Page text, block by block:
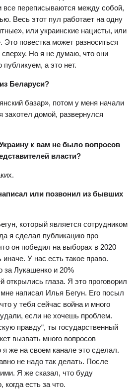
все переписываются между собой,
Весь этот пул работает на одну
или украинские нацисты, или
повестка может разноситься
сверху. Но я не думаю, что они
а это нет.
Беларуси?
базар», потом у меня начали
захотел домой, развернулся
к вам не было вопросов
власти?
или позвонил из бывших
который является сотрудником
я сделал публикацию про
он победил на выборах в 2020
У нас есть такое право.
за Лукашенко и 20%
открылись глаза. Я это проговорил
написал Илья Бегун. Его посыл
у тебя сейчас война и много
если не хочешь проблем.
правду“, ты государственный
вызвать много вопросов
же на своем канале это сделал.
не надо так делать. После
Я же сказал, что буду
когда есть за что.